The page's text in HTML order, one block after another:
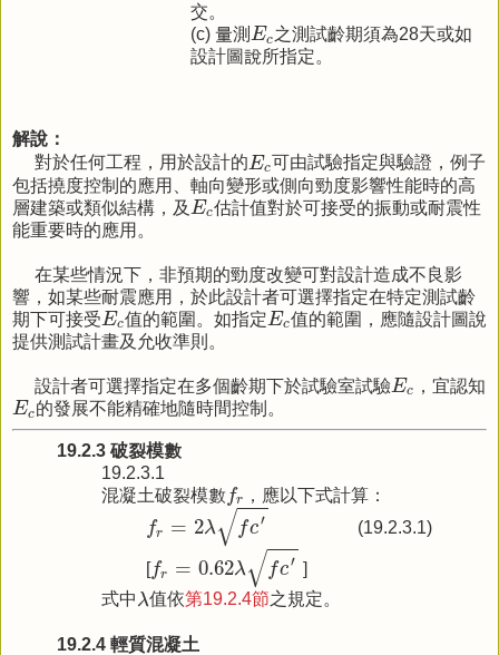
交。
(c) 量測Ec
Ec 之測試齡期須為28天或如
設計圖說所指定。
解說：
對於任何工程，用於設計的Ec
Ec可由試驗指定與驗證，例子
包括撓度控制的應用、軸向變形或側向勁度影響性能時的高
層建築或類似結構，及 Ec
Ec估計值對於可接受的振動或耐震性
能重要時的應用。
在某些情況下，非預期的勁度改變可對設計造成不良影
響，如某些耐震應用，於此設計者可選擇指定在特定測試齡
期下可接受Ec
Ec值的範圍。如指定Ec
Ec值的範圍，應隨設計圖說
提供測試計畫及允收準則。
設計者可選擇指定在多個齡期下於試驗室試驗Ec
Ec ，宜認知
Ec
Ec的發展不能精確地隨時間控制。
19.2.3 破裂模數
19.2.3.1
混凝土破裂模數fr
r ，應以下式計算：
fr = 2λ√fc′
fr=2λfc′
(19.2.3.1)
[fr = 0.62λ√fc′
λ
]
式中λ
λ 值依第19.2.4節之規定。
19.2.4 輕質混凝土